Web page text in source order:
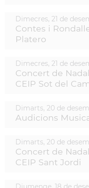
Dimecres, 21 de
Contes i
Platero
Dimecres, 21 de
Concert de
CEIP Sot del
Dimarts, 20 de
Audicions
Dimarts, 20 de
Concert de
CEIP Sant Jordi